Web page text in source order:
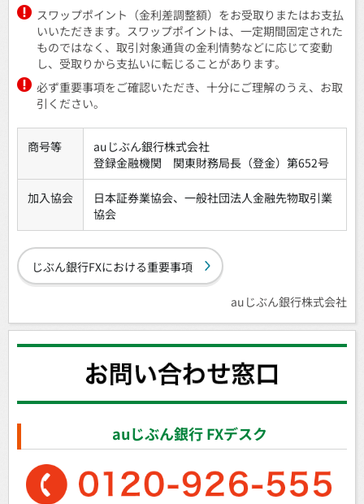
スワップポイント（金利差調整額）をお受取りまたはお支払
いいただきます。スワップポイントは、一定期間固定された
ものではなく、取引対象通貨の金利情勢などに応じて変動
し、受取りから支払いに転じることがあります。
必ず重要事項をご確認いただき、十分にご理解のうえ、お取
引ください。
商号等
auじぶん銀行株式会社
登録金融機関 関東財務局長（登金）第652号
加入協会
日本証券業協会、一般社団法人金融先物取引業
協会
じぶん銀行FXにおける重要事項
auじぶん銀行株式会社
auじぶん銀行 FXデスク